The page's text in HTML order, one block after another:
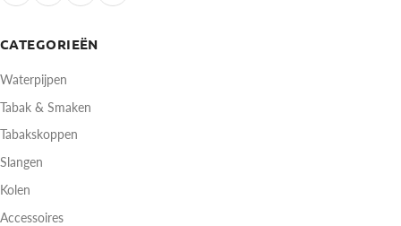
CATEGORIEËN
Waterpijpen
Tabak & Smaken
Tabakskoppen
Slangen
Kolen
Accessoires